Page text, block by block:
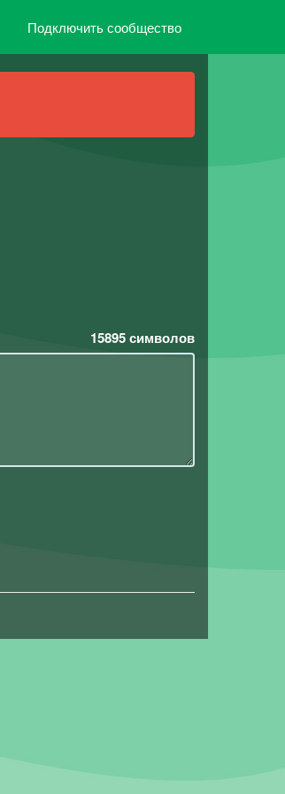
Подключить сообщество
15895символов